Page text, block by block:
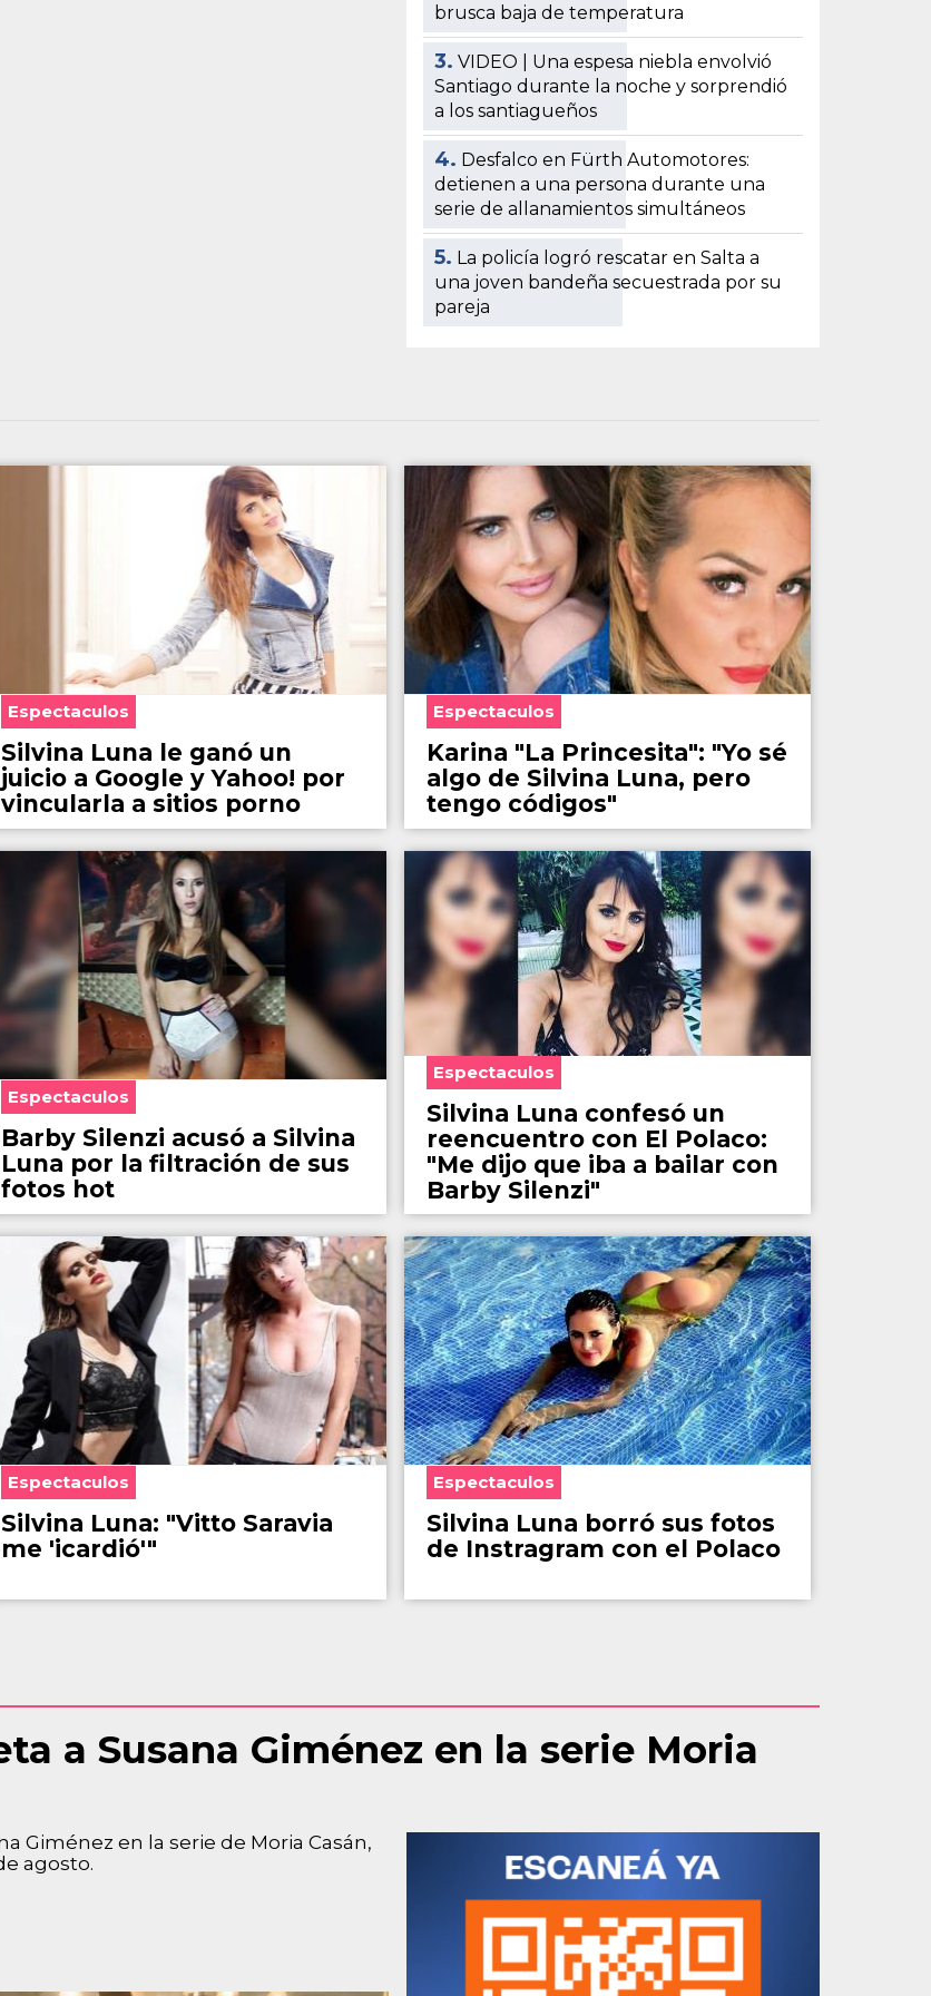
brusca baja de temperatura
3. VIDEO | Una espesa niebla envolvió
Santiago durante la noche y sorprendió
a los santiagueños
4. Desfalco en Fürth Automotores:
detienen a una persona durante una
serie de allanamientos simultáneos
5. La policía logró rescatar en Salta a
una joven bandeña secuestrada por su
pareja
Espectaculos
Silvina Luna le ganó un
juicio a Google y Yahoo! por
vincularla a sitios porno
Espectaculos
Karina "La Princesita": "Yo sé
algo de Silvina Luna, pero
tengo códigos"
Espectaculos
Barby Silenzi acusó a Silvina
Luna por la filtración de sus
fotos hot
Espectaculos
Silvina Luna confesó un
reencuentro con El Polaco:
"Me dijo que iba a bailar con
Barby Silenzi"
Espectaculos
Silvina Luna: "Vitto Saravia
me 'icardió'"
Espectaculos
Silvina Luna borró sus fotos
de Instragram con el Polaco